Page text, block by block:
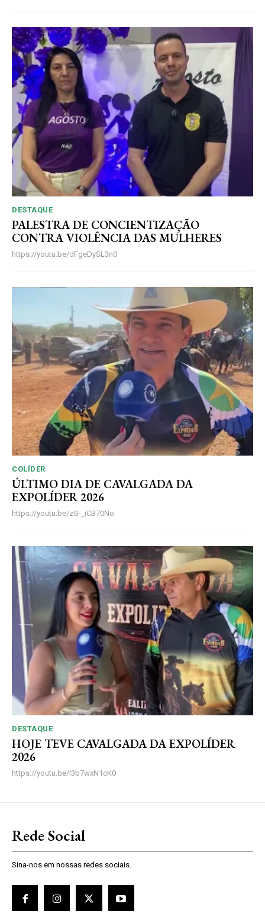
DESTAQUE
PALESTRA DE CONCIENTIZAÇÃO
CONTRA VIOLÊNCIA DAS MULHERES
https://youtu.be/dFgeDySL3n0
COLÍDER
ÚLTIMO DIA DE CAVALGADA DA
EXPOLÍDER 2026
https://youtu.be/zG-_iCB70No
DESTAQUE
HOJE TEVE CAVALGADA DA EXPOLÍDER
2026
https://youtu.be/I3b7wxN1cK0
Rede Social
Sina-nos em nossas redes sociais.